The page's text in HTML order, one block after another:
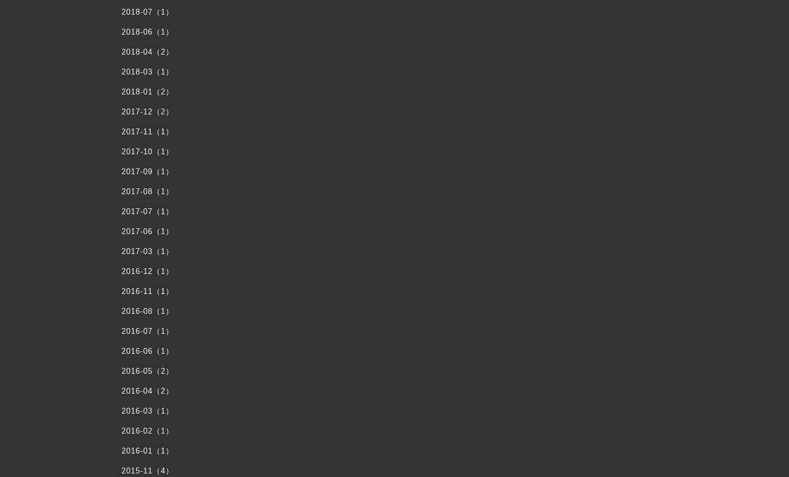
2018-07（1）
2018-06（1）
2018-04（2）
2018-03（1）
2018-01（2）
2017-12（2）
2017-11（1）
2017-10（1）
2017-09（1）
2017-08（1）
2017-07（1）
2017-06（1）
2017-03（1）
2016-12（1）
2016-11（1）
2016-08（1）
2016-07（1）
2016-06（1）
2016-05（2）
2016-04（2）
2016-03（1）
2016-02（1）
2016-01（1）
2015-11（4）